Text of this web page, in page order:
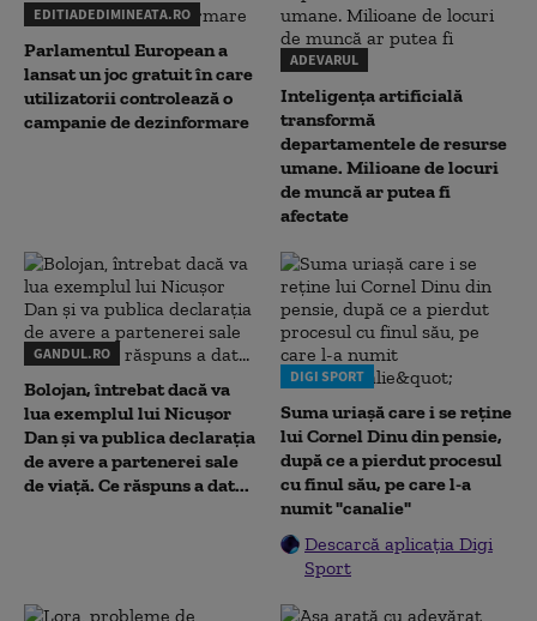
EDITIADEDIMINEATA.RO
Parlamentul European a
lansat un joc gratuit în care
utilizatorii controlează o
campanie de dezinformare
ADEVARUL
Inteligența artificială
transformă
departamentele de resurse
umane. Milioane de locuri
de muncă ar putea fi
afectate
GANDUL.RO
Bolojan, întrebat dacă va
lua exemplul lui Nicușor
Dan și va publica declarația
de avere a partenerei sale
de viață. Ce răspuns a dat...
DIGI SPORT
Suma uriașă care i se reține
lui Cornel Dinu din pensie,
după ce a pierdut procesul
cu finul său, pe care l-a
numit "canalie"
Descarcă aplicația Digi
Sport